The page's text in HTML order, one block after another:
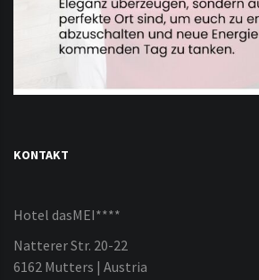
KONTAKT
Hotel dasMEI****
Natterer Str. 20-22
6162 Mutters | Austria